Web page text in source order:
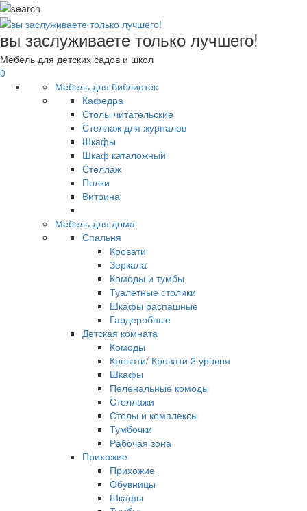
вы заслуживаете только лучшего!
Мебель для детских садов и школ
0
Мебель для библиотек
Кафедра
Столы читательские
Стеллаж для журналов
Шкафы
Шкаф каталожный
Стеллаж
Полки
Витрина
Мебель для дома
Спальня
Кровати
Зеркала
Комоды и тумбы
Туалетные столики
Шкафы распашные
Гардеробные
Детская комната
Комоды
Кровати/ Кровати 2 уровня
Шкафы
Пеленальные комоды
Стеллажи
Столы и комплексы
Тумбочки
Рабочая зона
Прихожие
Прихожие
Обувницы
Шкафы